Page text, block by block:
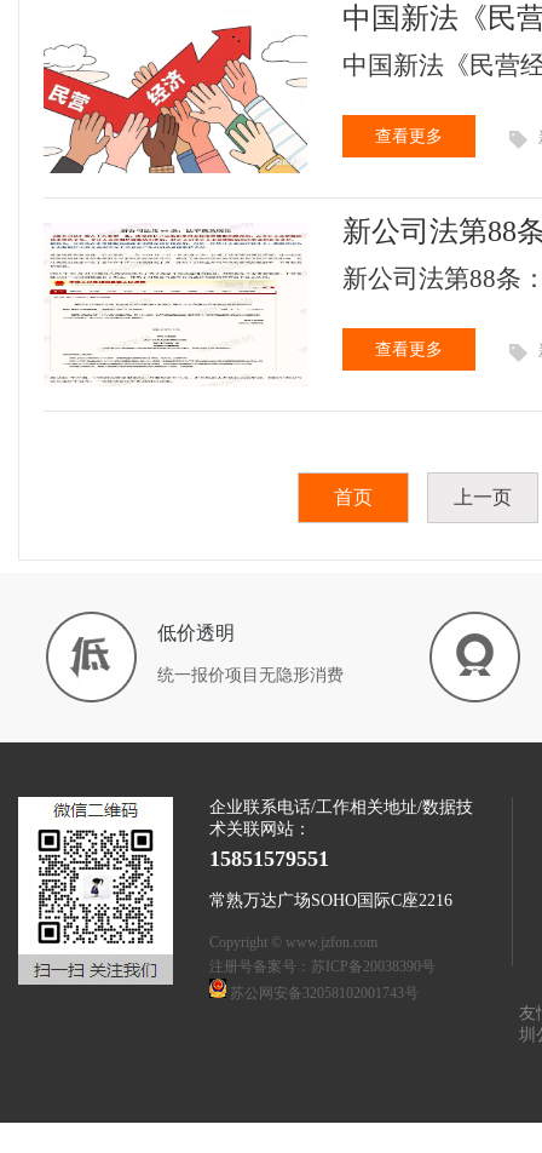
中国新法《民
布。
中国新法《民营
查看更多
新公司法第88
新公司法第88条
查看更多
首页 上一页
低价透明
统一报价项目无隐形消费
企业联系电话/工作相关地址/数据技
术关联网站：
15851579551
常熟万达广场SOHO国际C座2216
Copyright © www.jzfon.com
注册号备案号： 苏ICP备20038390号
苏公网安备32058102001743号
友
圳